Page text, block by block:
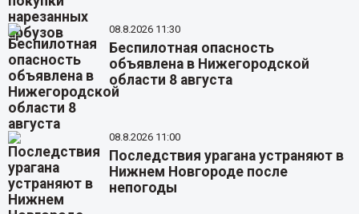
08.8.2026 11:30
Беспилотная опасность
объявлена в Нижегородской
области 8 августа
08.8.2026 11:00
Последствия урагана устраняют в
Нижнем Новгороде после
непогоды